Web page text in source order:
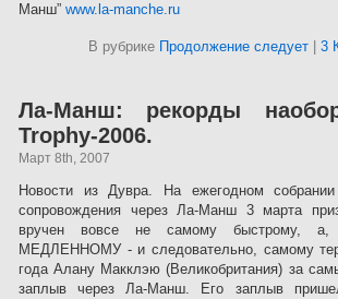
Манш” www.la-manche.ru
В рубрике Продолжение следует| 3
Ла-Манш: рекорды
Trophy-2006.
Март 8th, 2007
Новости из Дувра. На ежегодном
сопровождения через Ла-Манш 3 марта
вручен вовсе не самому быстрому, а,
МЕДЛЕННОМУ - и следовательно, самому
года Алану Макклэю (Великобритания) за
заплыв через Ла-Манш. Его заплыв